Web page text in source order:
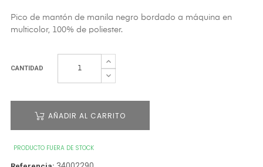
Pico de mantón de manila negro bordado a máquina en
multicolor, 100% de poliester.
CANTIDAD
AÑADIR AL CARRITO
PRODUCTO FUERA DE STOCK